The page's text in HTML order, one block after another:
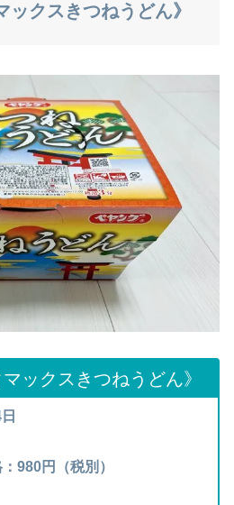
ックスきつねうどん》
ックスきつねうどん》
980円（税別）